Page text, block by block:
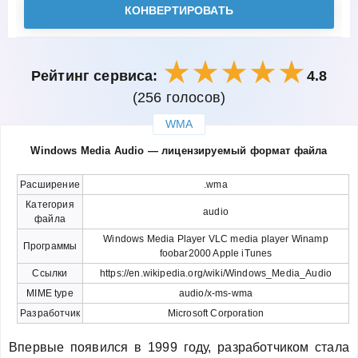
КОНВЕРТИРОВАТЬ
Рейтинг сервиса:
4.8
(256 голосов)
WMA
Windows Media Audio — лицензируемый формат файла
Расширение
.wma
Категория
файла
audio
Программы
Windows Media Player VLC media player Winamp
foobar2000 Apple iTunes
Ссылки
https://en.wikipedia.org/wiki/Windows_Media_Audio
MIME type
audio/x-ms-wma
Разработчик
Microsoft Corporation
Впервые появился в 1999 году, разработчиком стала